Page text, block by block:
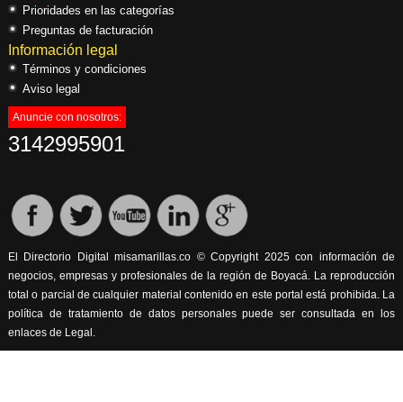
Prioridades en las categorías
Preguntas de facturación
Información legal
Términos y condiciones
Aviso legal
Anuncie con nosotros:
3142995901
El Directorio Digital misamarillas.co © Copyright 2025 con información de
negocios, empresas y profesionales de la región de Boyacá. La reproducción
total o parcial de cualquier material contenido en este portal está prohibida. La
política de tratamiento de datos personales puede ser consultada en los
enlaces de Legal.